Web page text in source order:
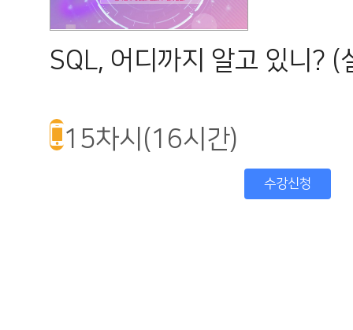
SQL, 어디까지 알고 있니? (
15차시(16시간)
수강신청